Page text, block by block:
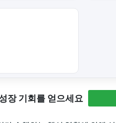
장 기회를 얻으세요